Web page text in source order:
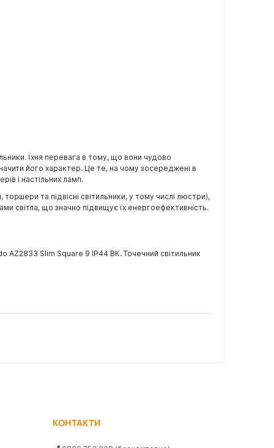
Їхня перевага в тому, що вони чудово
його характер. Це те, на чому зосереджені в
і настільних ламп.
та підвісні світильники, у тому числі люстри),
світла, що значно підвищує їх енергоефективність.
Slim Square 9 IP44 BK. Точечний світильник
КОНТАКТИ